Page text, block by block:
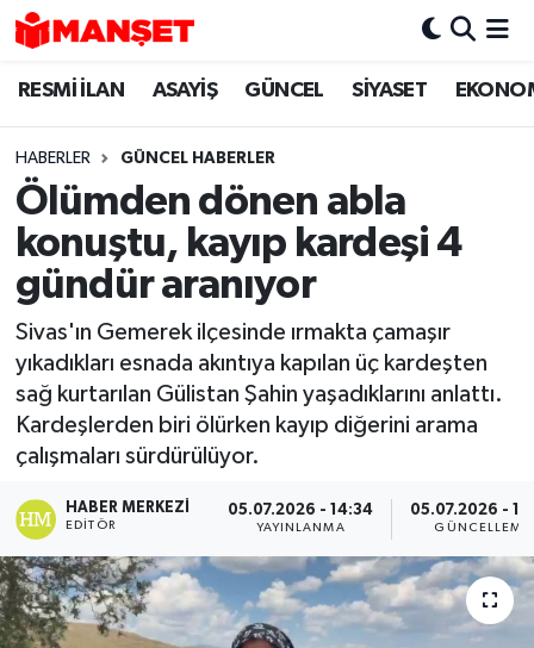
RESMİ İLAN ASAYİŞ GÜNCEL SİYASET
HABERLER GÜNCEL HABERLER
Ölümden dönen abla
konuştu, kayıp kardeşi 4
gündür aranıyor
Sivas'ın Gemerek ilçesinde ırmakta çamaşır
yıkadıkları esnada akıntıya kapılan üç kardeşten
sağ kurtarılan Gülistan Şahin yaşadıklarını anlattı.
Kardeşlerden biri ölürken kayıp diğerini arama
çalışmaları sürdürülüyor.
HABER MERKEZI
EDITÖR
05.07.2026 - 14:34
YAYINLANMA
05.07.2026 -
GÜNCELLEME
Hava Durumu
Trafik Durumu
Süper Lig Puan Durumu ve Fikstür
Tüm Manşetler
Son Dakika Haberleri
Haber Arşivi